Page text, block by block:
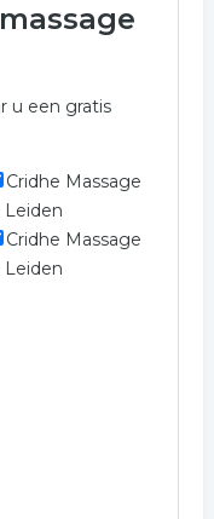
om u te voorzien
in Den Haag kunt
volgende
u een gratis
Cridhe Massage
Leiden
Cridhe Massage
Leiden